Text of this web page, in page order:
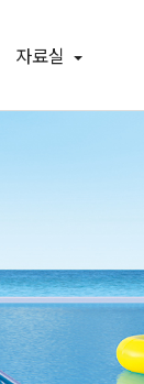
자료실